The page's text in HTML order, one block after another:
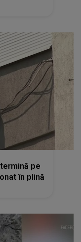
pe
în plină